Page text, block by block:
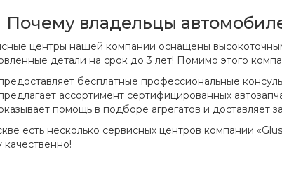
Почему владельцы
центры нашей компании оснащены
детали на срок до 3 лет! Помимо этого
бесплатные профессиональные
ассортимент сертифицированных
помощь в подборе агрегатов и доставляет
есть несколько сервисных центров компании
качественно!